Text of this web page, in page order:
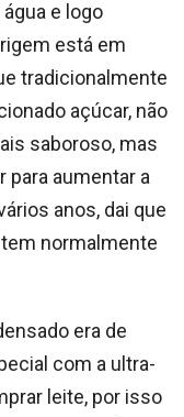
e logo
está em
tradicionalmente
açúcar, não
saboroso, mas
para aumentar a
anos, dai que
normalmente
era de
com a ultra-
leite, por isso